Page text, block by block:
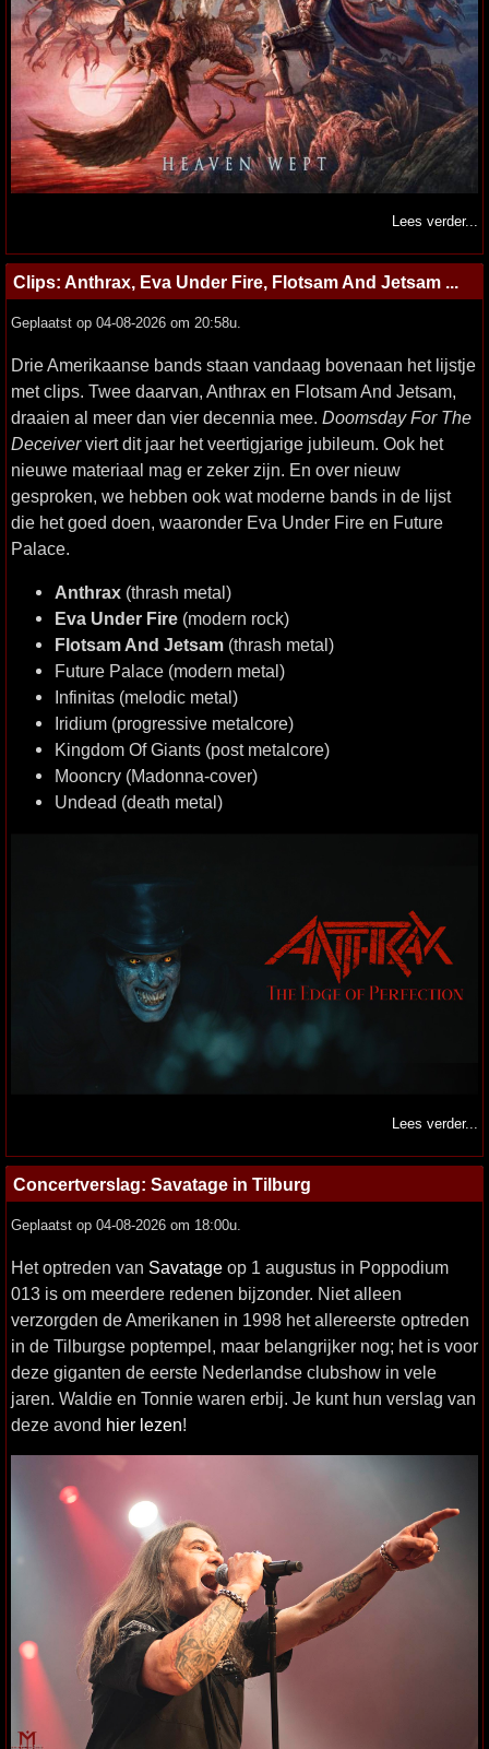
Lees verder...
Clips: Anthrax, Eva Under Fire, Flotsam And Jetsam ...
Geplaatst op 04-08-2026 om 20:58u.
Drie Amerikaanse bands staan vandaag bovenaan het lijstje
met clips. Twee daarvan, Anthrax en Flotsam And Jetsam,
draaien al meer dan vier decennia mee. Doomsday For The
Deceiverviert dit jaar het veertigjarige jubileum. Ook het
nieuwe materiaal mag er zeker zijn. En over nieuw
gesproken, we hebben ook wat moderne bands in de lijst
die het goed doen, waaronder Eva Under Fire en Future
Palace.
Anthrax (thrash metal)
Eva Under Fire (modern rock)
Flotsam And Jetsam (thrash metal)
Future Palace (modern metal)
Infinitas (melodic metal)
Iridium (progressive metalcore)
Kingdom Of Giants (post metalcore)
Mooncry (Madonna-cover)
Undead (death metal)
Lees verder...
Concertverslag: Savatage in Tilburg
Geplaatst op 04-08-2026 om 18:00u.
Het optreden van Savatage op 1 augustus in Poppodium
013 is om meerdere redenen bijzonder. Niet alleen
verzorgden de Amerikanen in 1998 het allereerste optreden
in de Tilburgse poptempel, maar belangrijker nog; het is voor
deze giganten de eerste Nederlandse clubshow in vele
jaren. Waldie en Tonnie waren erbij. Je kunt hun verslag van
deze avond hier lezen!